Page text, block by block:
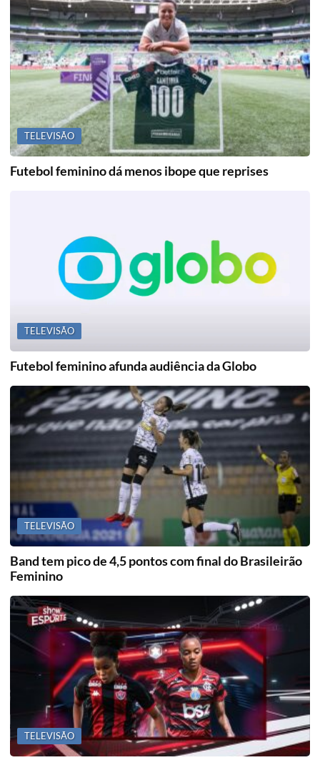
TELEVISÃO
Futebol feminino dá menos ibope que reprises
TELEVISÃO
Futebol feminino afunda audiência da Globo
TELEVISÃO
Band tem pico de 4,5 pontos com final do Brasileirão
Feminino
TELEVISÃO